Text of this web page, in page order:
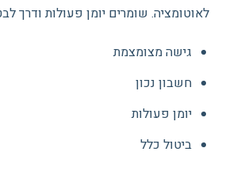
לאוטומציה. שומרים יומן פעולות ודרך
גישה מצומצמת
חשבון נכון
יומן פעולות
ביטול כלל